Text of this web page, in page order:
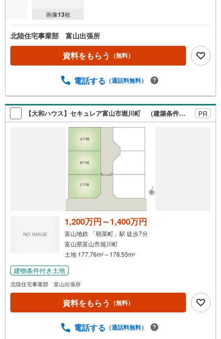
画像13枚
北陸住宅事業部 富山出張所
資料をもらう （無料）
電話する （通話料無料）
【大和ハウス】セキュレア富山市堀川町 （建築条件付宅地分譲） PR
1,200万円～1,400万円
富山地鉄 「朝菜町」駅 徒歩7分
富山県富山市堀川町
土地 177.76m2 ～178.55m2
建物条件付き土地
北陸住宅事業部 富山出張所
資料をもらう （無料）
電話する （通話料無料）